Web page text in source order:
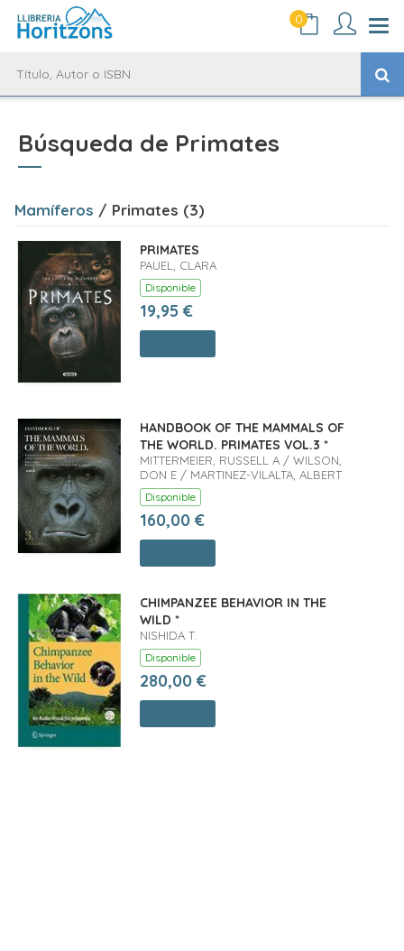
0
Búsqueda de Primates
Mamíferos / Primates (3)
PRIMATES
PAUEL, CLARA
Disponible
19,95 €
HANDBOOK OF THE MAMMALS OF
THE WORLD. PRIMATES VOL.3 *
MITTERMEIER, RUSSELL A / WILSON,
DON E / MARTINEZ-VILALTA, ALBERT
Disponible
160,00 €
CHIMPANZEE BEHAVIOR IN THE
WILD *
NISHIDA T.
Disponible
280,00 €